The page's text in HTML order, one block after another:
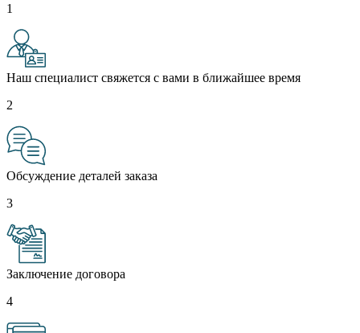
1
Наш специалист свяжется с вами в ближайшее время
2
Обсуждение деталей заказа
3
Заключение договора
4